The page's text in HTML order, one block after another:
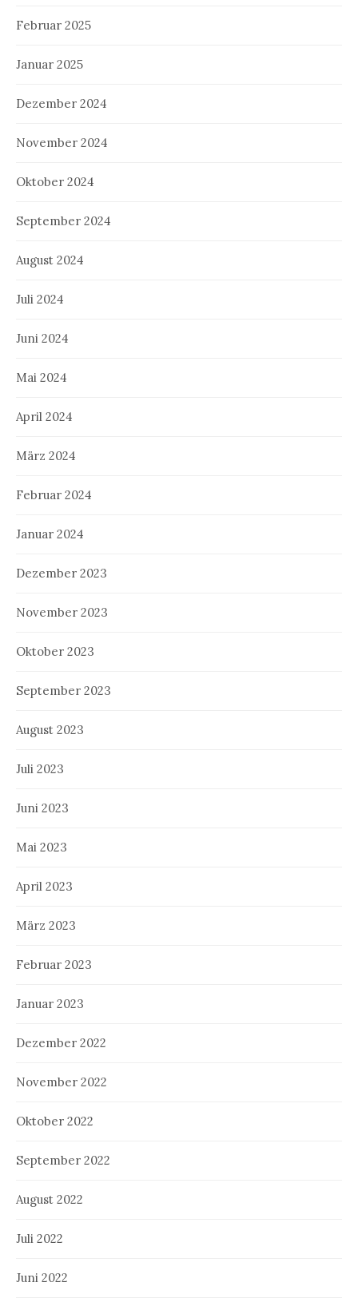
Februar 2025
Januar 2025
Dezember 2024
November 2024
Oktober 2024
September 2024
August 2024
Juli 2024
Juni 2024
Mai 2024
April 2024
März 2024
Februar 2024
Januar 2024
Dezember 2023
November 2023
Oktober 2023
September 2023
August 2023
Juli 2023
Juni 2023
Mai 2023
April 2023
März 2023
Februar 2023
Januar 2023
Dezember 2022
November 2022
Oktober 2022
September 2022
August 2022
Juli 2022
Juni 2022